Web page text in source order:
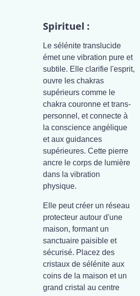
Spirituel :
Le sélénite translucide
émet une vibration pure et
subtile. Elle clarifie l'esprit,
ouvre les chakras
supérieurs comme le
chakra couronne et trans-
personnel, et connecte à
la conscience angélique
et aux guidances
supérieures. Cette pierre
ancre le corps de lumière
dans la vibration
physique.
Elle peut créer un réseau
protecteur autour d'une
maison, formant un
sanctuaire paisible et
sécurisé. Placez des
cristaux de sélénite aux
coins de la maison et un
grand cristal au centre